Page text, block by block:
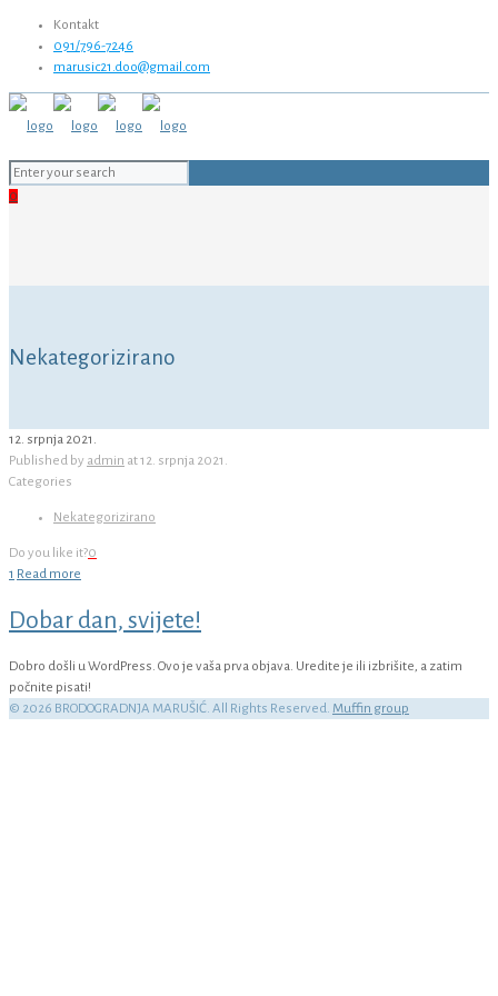
Kontakt
091/796-7246
marusic21.doo@gmail.com
0
Nekategorizirano
12. srpnja 2021.
Published by admin at12. srpnja 2021.
Categories
Nekategorizirano
Do you like it?0
1 Read more
Dobar dan, svijete!
Dobro došli u WordPress. Ovo je vaša prva objava. Uredite je ili izbrišite, a zatim
počnite pisati!
© 2026 BRODOGRADNJA MARUŠIĆ. All Rights Reserved. Muffin group